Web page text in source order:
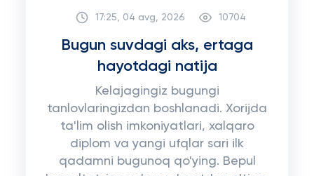
17:25, 04 avg, 2026 10704
Bugun suvdagi aks, ertaga
hayotdagi natija
Kelajagingiz bugungi
tanlovlaringizdan boshlanadi. Xorijda
ta'lim olish imkoniyatlari, xalqaro
diplom va yangi ufqlar sari ilk
qadamni bugunoq qo'ying. Bepul